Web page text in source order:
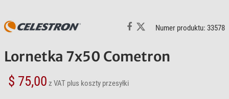
Numer produktu: 33578
Lornetka 7x50 Cometron
$ 75,00 z VAT plus koszty przesyłki